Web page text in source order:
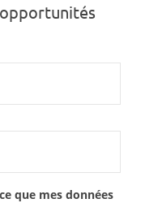
que mes données